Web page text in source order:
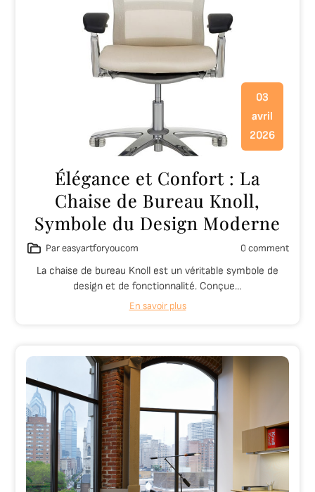
03
avril
2026
Élégance et Confort : La
Chaise de Bureau Knoll,
Symbole du Design Moderne
Par easyartforyoucom 0 comment
La chaise de bureau Knoll est un véritable symbole de
design et de fonctionnalité. Conçue…
En savoir plus